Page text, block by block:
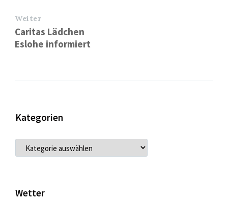
Weiter
Caritas Lädchen
Eslohe informiert
Kategorien
KATEGORIEN
Wetter